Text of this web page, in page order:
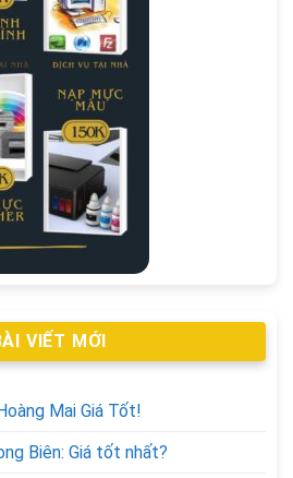
VIẾT MỚI
Mai Giá Tốt!
Biên: Giá tốt nhất?